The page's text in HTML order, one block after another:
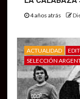
4 años atrás
ACTUALIDAD
SELECCIÓN